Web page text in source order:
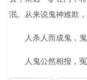
泯。从来说鬼神难欺
人杀人而成鬼，鬼
人鬼公然相报，冤